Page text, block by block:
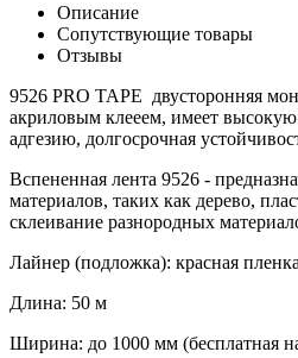
Описание
Сопутствующие товары
Отзывы
9526 PRO TAPE двусторонняя
акриловым клееем, имеет
адгезию, долгосрочная
Вспененная лента 9526 -
материалов, таких как дерево,
склеивание разнородных
Лайнер (подложка): красная пленка
Длина: 50 м
Ширина: до 1000 мм (бесплатная